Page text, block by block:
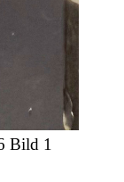
Bild 1